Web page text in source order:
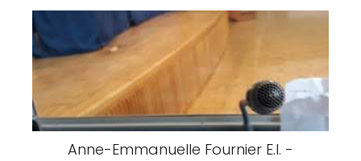
Anne-Emmanuelle Fournier E.I. -